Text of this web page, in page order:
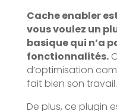
Cache enabler
vous voulez un
basique qui n’a
fonctionnalités.
d’optimisation
fait bien son travail.
De plus, ce plugin